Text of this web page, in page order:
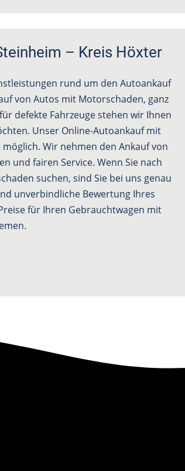
– Kreis Höxter
rund um den Autoankauf
von Autos mit Motorschaden, ganz
defekte Fahrzeuge stehen wir Ihnen
Unser Online-Autoankauf mit
Wir nehmen den Ankauf von
und fairen Service. Wenn Sie nach
suchen, sind Sie bei uns genau
unverbindliche Bewertung Ihres
für Ihren Gebrauchtwagen mit